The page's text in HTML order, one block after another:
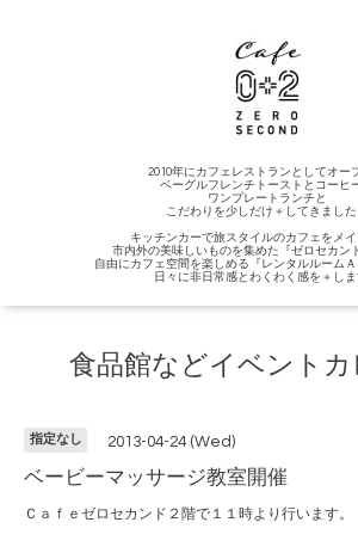
2010年にカフェレストランとしてオー
ベーグルフレンチトーストとコーヒ
ワンプレートランチと
こだわりを少しだけ＋してきました
キッチンカーで旅スタイルのカフェをメ
市内外の美味しいものを集めた『ゼロセカン
自由にカフェ空間を楽しめる『レンタルルーム
日々に非日常感とわくわく感を＋しま
食品館などイベントカ
指定なし 2013-04-24 (Wed)
ベービーマッサージ教室開催
Ｃａｆｅゼロセカンド２階で１１時より行います。